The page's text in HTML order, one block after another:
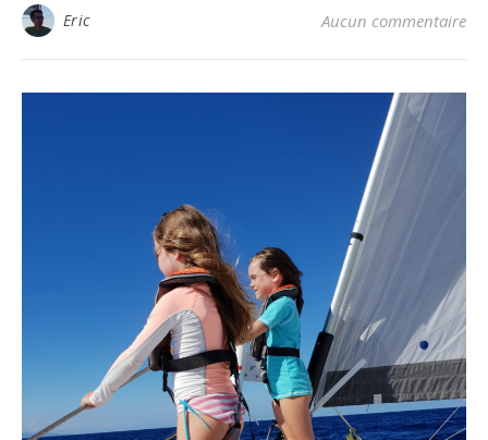
Eric Aucun commentaire